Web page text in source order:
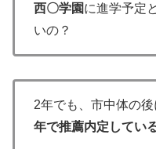
西〇学園に進学予定
いの？
2年でも、市中体の後
年で推薦内定してい